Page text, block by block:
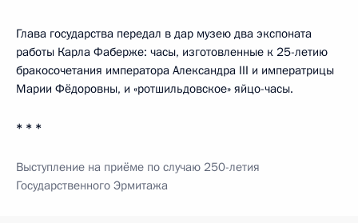
Глава государства передал в дар музею два экспоната
работы Карла Фаберже: часы, изготовленные к 25-летию
бракосочетания императора Александра III и императрицы
Марии Фёдоровны, и «ротшильдовское» яйцо-часы.
* * *
Выступление на приёме по случаю 250-летия
Государственного Эрмитажа